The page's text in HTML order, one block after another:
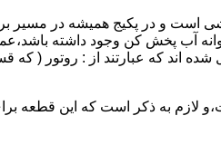
است و در پکیج همیشه در مسیر
میانی پروانه آب پخش کن وجود
اند که عبارتند از : روتور (
لازم به ذکر است که این قطعه